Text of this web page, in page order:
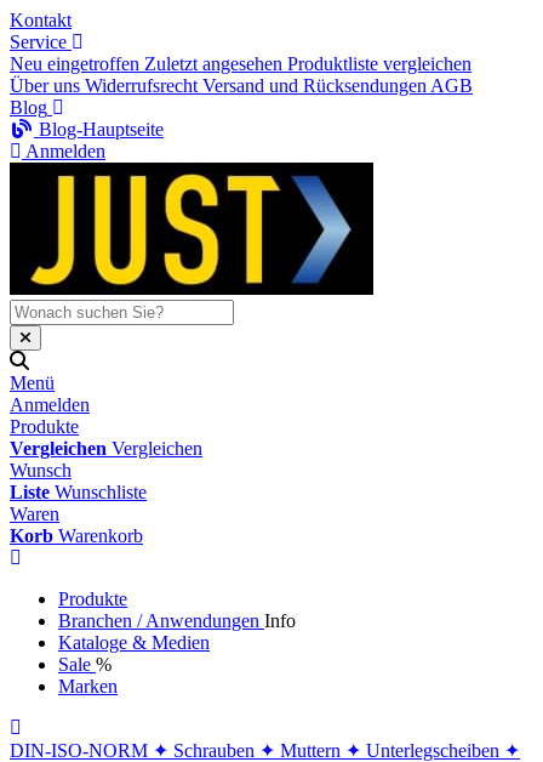
Kontakt
Service
Neu eingetroffen Zuletzt angesehen Produktliste vergleichen
Über uns Widerrufsrecht Versand und Rücksendungen AGB
Blog
Blog-Hauptseite
Anmelden
Menü
Anmelden
Produkte
Vergleichen Vergleichen
Wunsch
Liste Wunschliste
Waren
Korb Warenkorb
Produkte
Branchen / Anwendungen Info
Kataloge & Medien
Sale %
Marken
DIN-ISO-NORM ✦ Schrauben ✦ Muttern ✦ Unterlegscheiben ✦